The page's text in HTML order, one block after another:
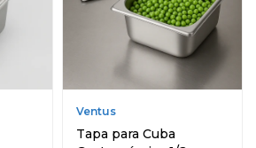
Ventus
Tapa para Cuba